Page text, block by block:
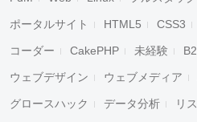
ポータルサイト HTML5 CSS3
コーダー CakePHP 未経験
ウェブデザイン ウェブメディア
グロースハック データ分析 リ